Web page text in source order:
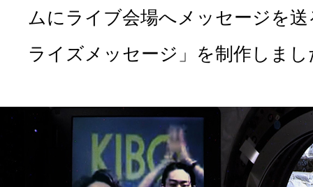
ムにライブ会場へメッセージを
ライズメッセージ」を制作しまし